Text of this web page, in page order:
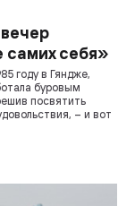
самих себя»
году в Гяндже,
буровым
посвятить
– и вот